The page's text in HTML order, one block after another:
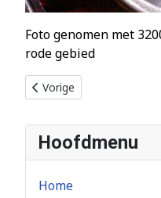
Foto genomen met
rode gebied
Vorig artikel:
Vorige
Hoofdmenu
Home